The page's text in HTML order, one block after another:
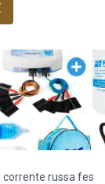
corrente russa fes